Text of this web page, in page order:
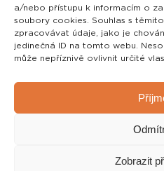
a/nebo přístupu k informacím o
soubory cookies. Souhlas s
zpracovávat údaje, jako je
jedinečná ID na tomto webu.
může nepříznivě ovlivnit určité
Zobrazit
OBCHODNÍ PODMÍNKY
SDĚLENÍ PRO VÁS
rádi sdělíme telefonicky nebo
Zároveň Vám rádi vše